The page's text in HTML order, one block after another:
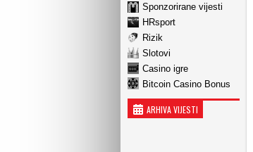
Sponzorirane vijesti
HRsport
Rizik
Slotovi
Casino igre
Bitcoin Casino Bonus
ARHIVA VIJESTI